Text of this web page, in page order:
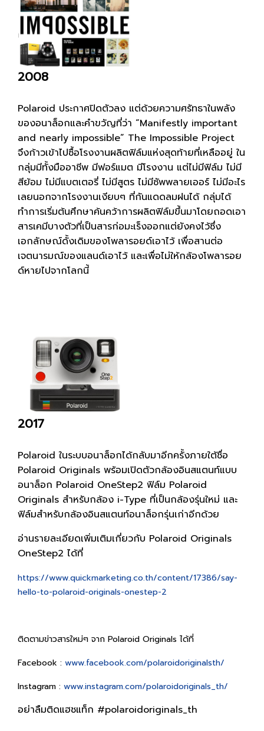
2008
Polaroid ประกาศปิดตัวลง แต่ด้วยความศรัทธาในพลัง
ของอนาล็อกและคำขวัญที่ว่า “Manifestly important
and nearly impossible” The Impossible Project
จึงก้าวเข้าไปซื้อโรงงานผลิตฟิล์มแห่งสุดท้ายที่เหลืออยู่ ใน
กลุ่มมีทั้งมืออาชีพ มีฟอร์แมต มีโรงงาน แต่ไม่มีฟิล์ม ไม่มี
สีย้อม ไม่มีแบตเตอรี่ ไม่มีสูตร ไม่มีซัพพลายเออร์ ไม่มีอะไร
เลยนอกจากโรงงานเงียบๆ ที่กันแดดลมฝนได้ กลุ่มได้
ทำการเริ่มต้นศึกษาค้นคว้าการผลิตฟิล์มขึ้นมาโดยถอดเอา
สารเคมีบางตัวที่เป็นสารก่อมะเร็งออกแต่ยังคงไว้ซึ่ง
เอกลักษณ์ดั้งเดิมของโพลารอยด์เอาไว้ เพื่อสานต่อ
เจตนารมณ์ของแลนด์เอาไว้ และเพื่อไม่ให้กล้องโพลารอย
ด์หายไปจากโลกนี้
2017
Polaroid ในระบบอนาล็อกได้กลับมาอีกครั้งภายใต้ชื่อ
Polaroid Originals พร้อมเปิดตัวกล้องอินสแตนท์แบบ
อนาล็อก Polaroid OneStep2 ฟิล์ม Polaroid
Originals สำหรับกล้อง i-Type ที่เป็นกล้องรุ่นใหม่ และ
ฟิล์มสำหรับกล้องอินสแตนท์อนาล็อกรุ่นเก่าอีกด้วย
อ่านรายละเอียดเพิ่มเติมเกี่ยวกับ Polaroid Originals
OneStep2 ได้ที่
https://www.quickmarketing.co.th/content/17386/say-
hello-to-polaroid-originals-onestep-2
ติดตามข่าวสารใหม่ๆ จาก Polaroid Originals ได้ที่
Facebook : www.facebook.com/polaroidoriginalsth/
Instagram : www.instagram.com/polaroidoriginals_th/
อย่าลืมติดแฮชแท็ก #polaroidoriginals_th